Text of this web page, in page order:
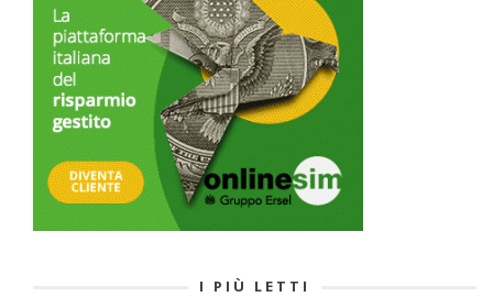
I PIÙ LETTI